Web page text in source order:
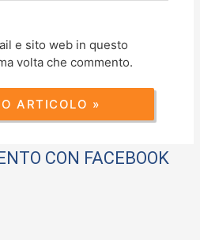
e sito web in questo
volta che commento.
CON FACEBOOK